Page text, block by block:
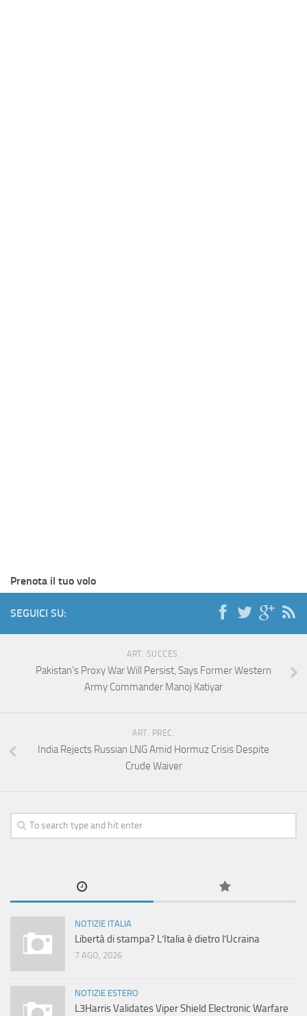
Prenota il tuo volo
SEGUICI SU:
ART. SUCCES.
Pakistan’s Proxy War Will Persist, Says Former Western
Army Commander Manoj Katiyar
ART. PREC.
India Rejects Russian LNG Amid Hormuz Crisis Despite
Crude Waiver
NOTIZIE ITALIA
Libertà di stampa? L’Italia è dietro l’Ucraina
7 AGO, 2026
NOTIZIE ESTERO
L3Harris Validates Viper Shield Electronic Warfare